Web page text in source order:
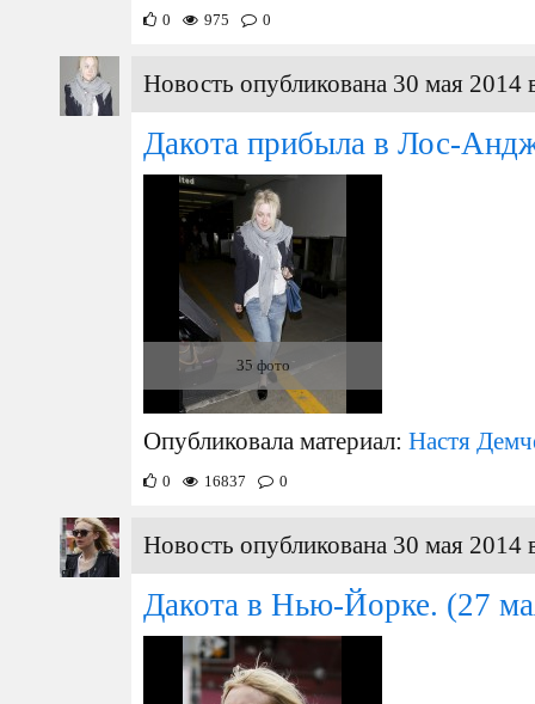
0 975 0
Новость опубликована 30 мая 2014
Дакота прибыла в Лос-
35 фото
Опубликовала материал: Настя
0 16837 0
Новость опубликована 30 мая 2014
Дакота в Нью-Йорке. (27